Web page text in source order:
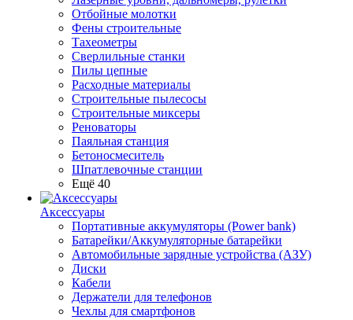
Отбойные молотки
Фены строительные
Тахеометры
Сверлильные станки
Пилы цепные
Расходные материалы
Строительные пылесосы
Строительные миксеры
Реноваторы
Паяльная станция
Бетоносмеситель
Шпатлевочные станции
Ещё 40
Аксессуары
Портативные аккумуляторы (Power bank)
Батарейки/Аккумуляторные батарейки
Автомобильные зарядные устройства (АЗУ)
Диски
Кабели
Держатели для телефонов
Чехлы для смартфонов